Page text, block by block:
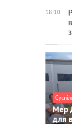
18:10
Мер
для